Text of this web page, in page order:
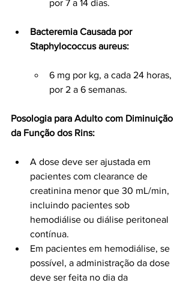
por 7 a 14 dias.
Bacteremia Causada por
Staphylococcus aureus:
6 mg por kg, a cada 24 horas,
por 2 a 6 semanas.
Posologia para Adulto com Diminuição
da Função dos Rins:
A dose deve ser ajustada em
pacientes com clearance de
creatinina menor que 30 mL/min,
incluindo pacientes sob
hemodiálise ou diálise peritoneal
contínua.
Em pacientes em hemodiálise, se
possível, a administração da dose
deve ser feita no dia da